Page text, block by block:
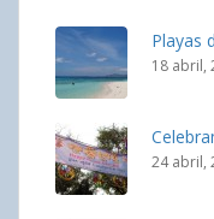
Playas
18 abril,
24 abril,